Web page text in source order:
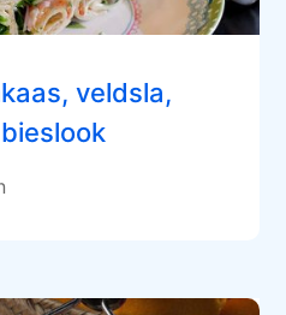
veldsla,